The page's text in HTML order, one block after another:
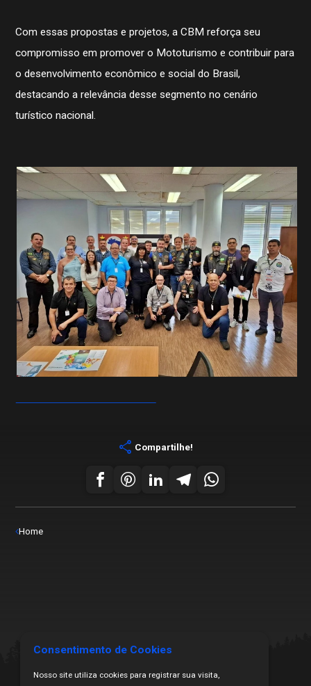
Com essas propostas e projetos, a CBM reforça seu
compromisso em promover o Mototurismo e contribuir para
o desenvolvimento econômico e social do Brasil,
destacando a relevância desse segmento no cenário
turístico nacional.
share Compartilhe!
Home
Consentimento de Cookies
Nosso site utiliza cookies para registrar sua visita,